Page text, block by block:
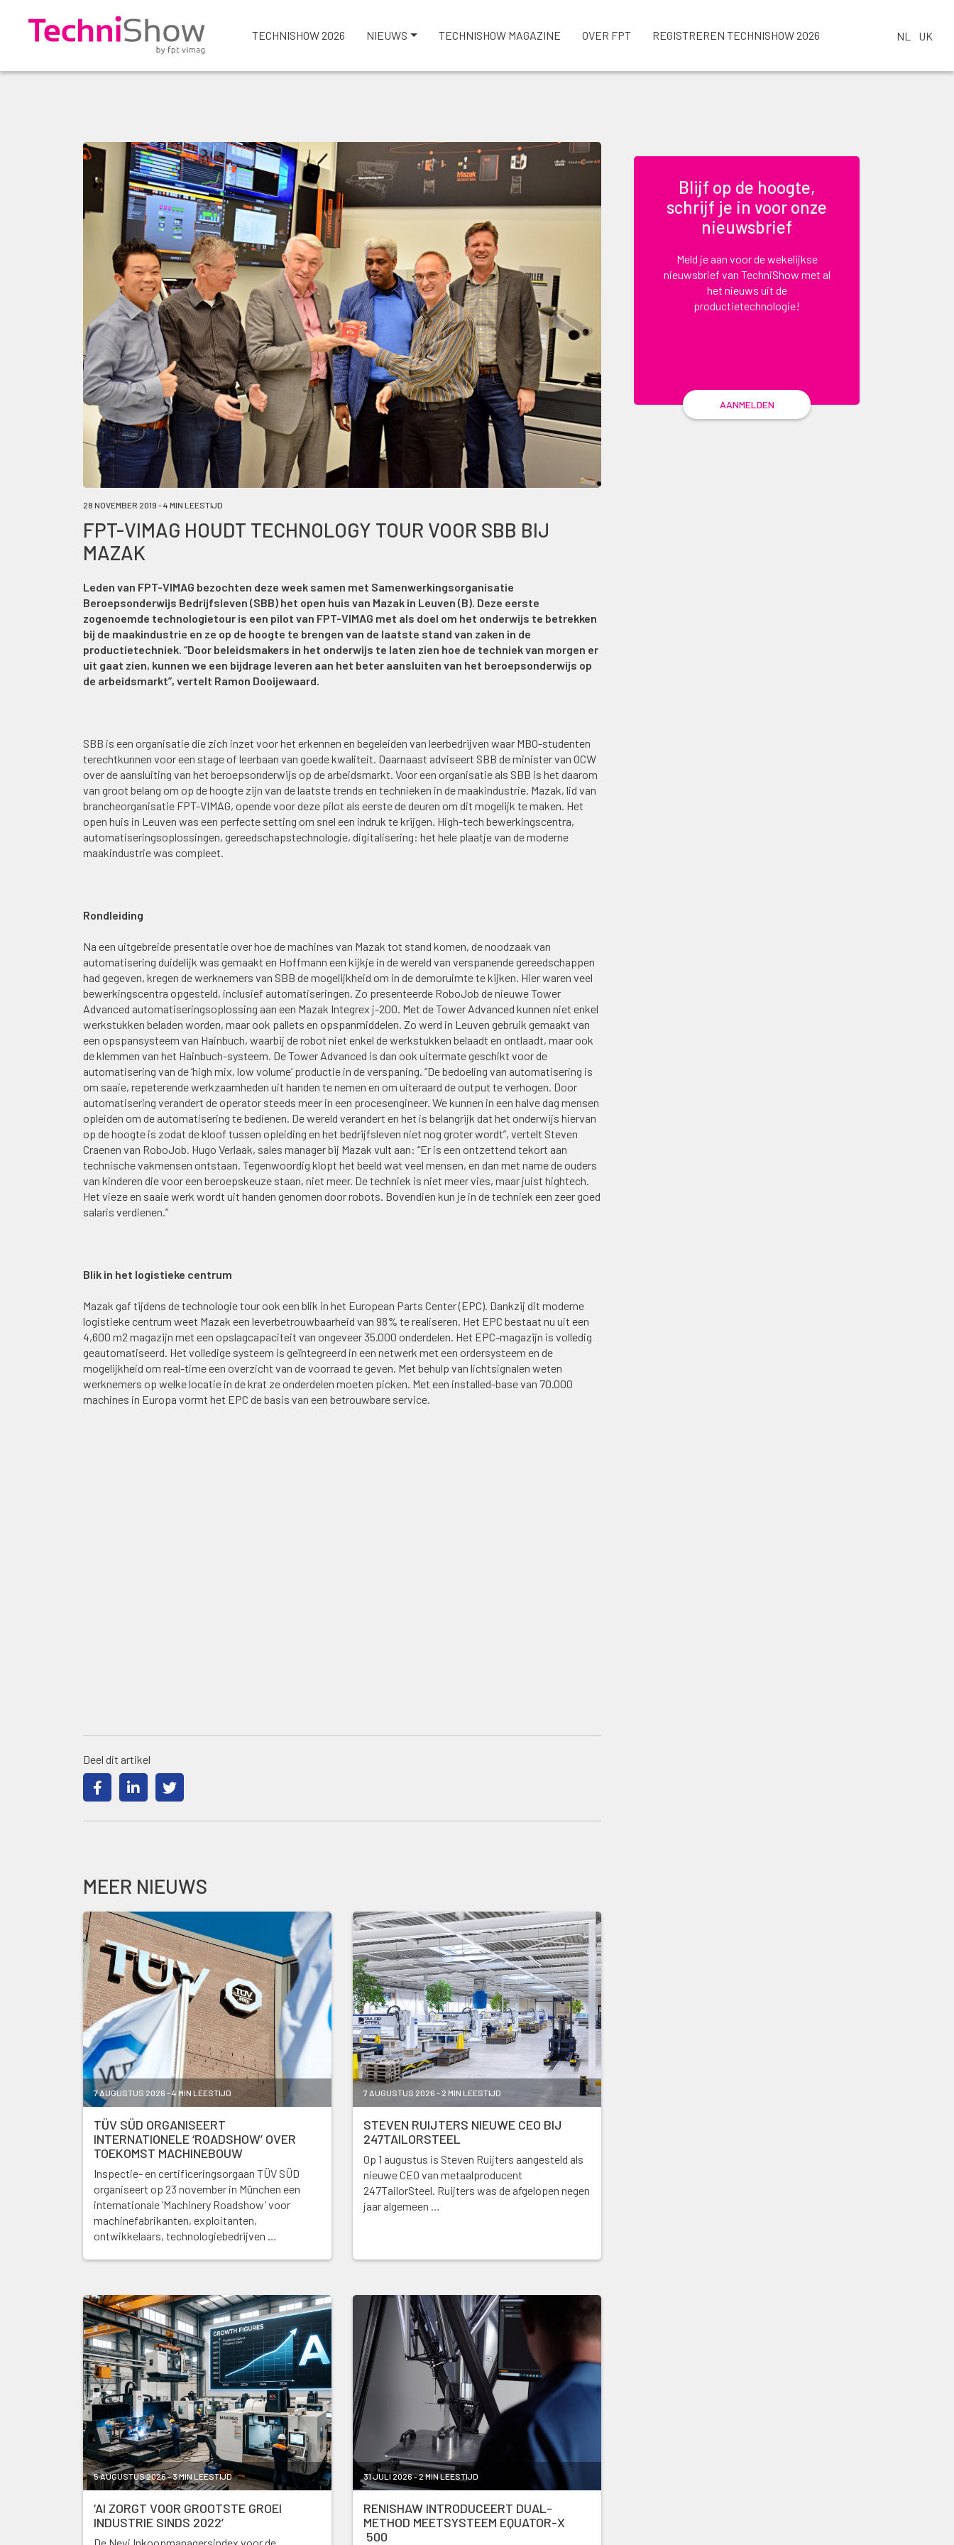
TECHNISHOW 2026 NIEUWS TECHNISHOW MAGAZINE OVER FPT REGISTREREN TECHNISHOW 2026 NL UK
28 NOVEMBER 2019 - 4 MIN LEESTIJD
FPT-VIMAG HOUDT TECHNOLOGY TOUR VOOR SBB BIJ
MAZAK
Leden van FPT-VIMAG bezochten deze week samen met Samenwerkingsorganisatie
Beroepsonderwijs Bedrijfsleven (SBB) het open huis van Mazak in Leuven (B). Deze eerste
zogenoemde technologietour is een pilot van FPT-VIMAG met als doel om het onderwijs te betrekken
bij de maakindustrie en ze op de hoogte te brengen van de laatste stand van zaken in de
productietechniek. “Door beleidsmakers in het onderwijs te laten zien hoe de techniek van morgen er
uit gaat zien, kunnen we een bijdrage leveren aan het beter aansluiten van het beroepsonderwijs op
de arbeidsmarkt”, vertelt Ramon Dooijewaard.
SBB is een organisatie die zich inzet voor het erkennen en begeleiden van leerbedrijven waar MBO-studenten
terechtkunnen voor een stage of leerbaan van goede kwaliteit. Daarnaast adviseert SBB de minister van OCW
over de aansluiting van het beroepsonderwijs op de arbeidsmarkt. Voor een organisatie als SBB is het daarom
van groot belang om op de hoogte zijn van de laatste trends en technieken in de maakindustrie. Mazak, lid van
brancheorganisatie FPT-VIMAG, opende voor deze pilot als eerste de deuren om dit mogelijk te maken. Het
open huis in Leuven was een perfecte setting om snel een indruk te krijgen. High-tech bewerkingscentra,
automatiseringsoplossingen, gereedschapstechnologie, digitalisering: het hele plaatje van de moderne
maakindustrie was compleet.
Rondleiding
Na een uitgebreide presentatie over hoe de machines van Mazak tot stand komen, de noodzaak van
automatisering duidelijk was gemaakt en Hoffmann een kijkje in de wereld van verspanende gereedschappen
had gegeven, kregen de werknemers van SBB de mogelijkheid om in de demoruimte te kijken. Hier waren veel
bewerkingscentra opgesteld, inclusief automatiseringen. Zo presenteerde RoboJob de nieuwe Tower
Advanced automatiseringsoplossing aan een Mazak Integrex j-200. Met de Tower Advanced kunnen niet enkel
werkstukken beladen worden, maar ook pallets en opspanmiddelen. Zo werd in Leuven gebruik gemaakt van
een opspansysteem van Hainbuch, waarbij de robot niet enkel de werkstukken belaadt en ontlaadt, maar ook
de klemmen van het Hainbuch-systeem. De Tower Advanced is dan ook uitermate geschikt voor de
automatisering van de ‘high mix, low volume’ productie in de verspaning. “De bedoeling van automatisering is
om saaie, repeterende werkzaamheden uit handen te nemen en om uiteraard de output te verhogen. Door
automatisering verandert de operator steeds meer in een procesengineer. We kunnen in een halve dag mensen
opleiden om de automatisering te bedienen. De wereld verandert en het is belangrijk dat het onderwijs hiervan
op de hoogte is zodat de kloof tussen opleiding en het bedrijfsleven niet nog groter wordt”, vertelt Steven
Craenen van RoboJob. Hugo Verlaak, sales manager bij Mazak vult aan: “Er is een ontzettend tekort aan
technische vakmensen ontstaan. Tegenwoordig klopt het beeld wat veel mensen, en dan met name de ouders
van kinderen die voor een beroepskeuze staan, niet meer. De techniek is niet meer vies, maar juist hightech.
Het vieze en saaie werk wordt uit handen genomen door robots. Bovendien kun je in de techniek een zeer goed
salaris verdienen.”
Blik in het logistieke centrum
Mazak gaf tijdens de technologie tour ook een blik in het European Parts Center (EPC). Dankzij dit moderne
logistieke centrum weet Mazak een leverbetrouwbaarheid van 98% te realiseren. Het EPC bestaat nu uit een
4,600 m2 magazijn met een opslagcapaciteit van ongeveer 35.000 onderdelen. Het EPC-magazijn is volledig
geautomatiseerd. Het volledige systeem is geïntegreerd in een netwerk met een ordersysteem en de
mogelijkheid om real-time een overzicht van de voorraad te geven. Met behulp van lichtsignalen weten
werknemers op welke locatie in de krat ze onderdelen moeten picken. Met een installed-base van 70.000
machines in Europa vormt het EPC de basis van een betrouwbare service.
Deel dit artikel
MEER NIEUWS
7 AUGUSTUS 2026 - 4 MIN LEESTIJD
TÜV SÜD ORGANISEERT
INTERNATIONELE ‘ROADSHOW’ OVER
TOEKOMST MACHINEBOUW
Inspectie- en certificeringsorgaan TÜV SÜD
organiseert op 23 november in München een
internationale ‘Machinery Roadshow’ voor
machinefabrikanten, exploitanten,
ontwikkelaars, technologiebedrijven …
7 AUGUSTUS 2026 - 2 MIN LEESTIJD
STEVEN RUIJTERS NIEUWE CEO BIJ
247TAILORSTEEL
Op 1 augustus is Steven Ruijters aangesteld als
nieuwe CEO van metaalproducent
247TailorSteel. Ruijters was de afgelopen negen
jaar algemeen …
5 AUGUSTUS 2026 - 3 MIN LEESTIJD
‘AI ZORGT VOOR GROOTSTE GROEI
INDUSTRIE SINDS 2022’
De Nevi Inkoopmanagersindex voor de
31 JULI 2026 - 2 MIN LEESTIJD
RENISHAW INTRODUCEERT DUAL-
METHOD MEETSYSTEEM EQUATOR-X
500
Blijf op de hoogte,
schrijf je in voor onze
nieuwsbrief
Meld je aan voor de wekelijkse
nieuwsbrief van TechniShow met al
het nieuws uit de
productietechnologie!
AANMELDEN